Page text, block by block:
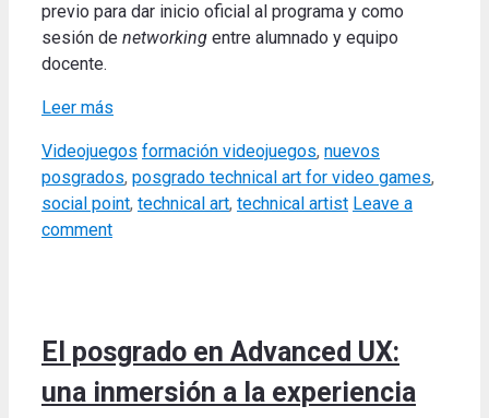
previo para dar inicio oficial al programa y como
sesión de networking entre alumnado y equipo
docente.
Leer más
Categories
Videojuegos Tags
formación videojuegos, nuevos
posgrados, posgrado technical art for video games,
social point, technical art, technical artist Leave a
comment
El posgrado en Advanced UX:
una inmersión a la experiencia